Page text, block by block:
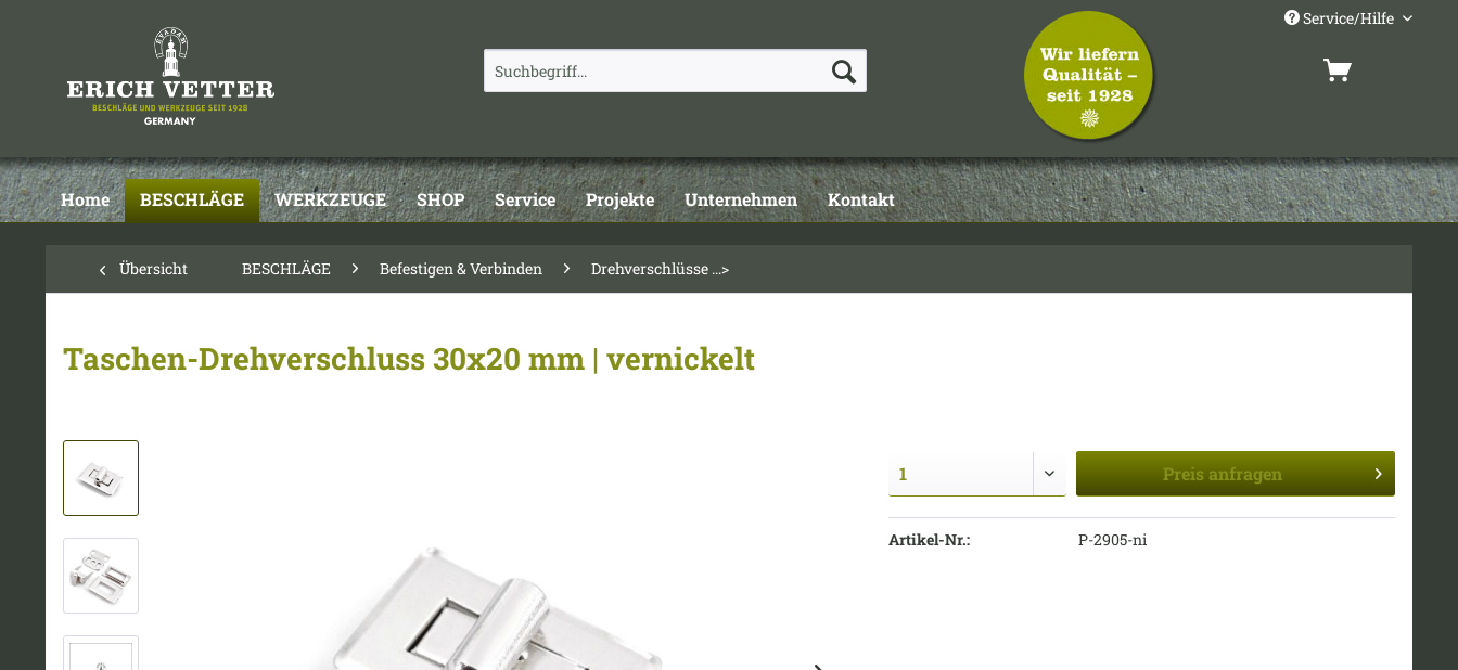
Service/Hilfe
Home BESCHLÄGE WERKZEUGE SHOP Service Projekte Unternehmen Kontakt
Übersicht BESCHLÄGE Befestigen & Verbinden Drehverschlüsse ...>
Taschen-Drehverschluss 30x20 mm | vernickelt
Preis anfragen
Artikel-Nr.: P-2905-ni